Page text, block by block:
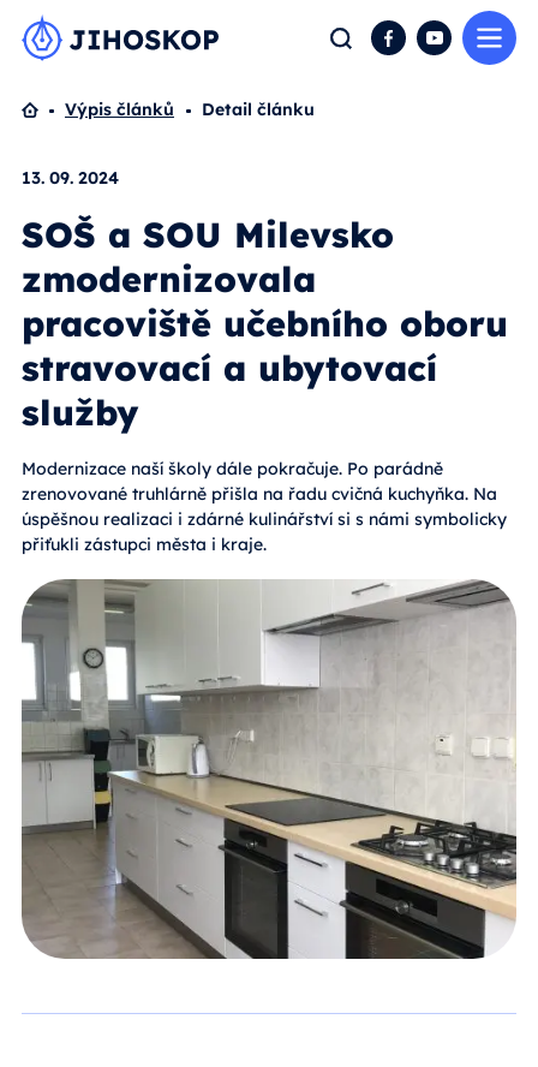
Hledat FacebookYouTube
Domů
Výpis článků Detail článku
13. 09. 2024
SOŠ a SOU Milevsko
zmodernizovala
pracoviště učebního oboru
stravovací a ubytovací
služby
Modernizace naší školy dále pokračuje. Po parádně
zrenovované truhlárně přišla na řadu cvičná kuchyňka. Na
úspěšnou realizaci i zdárné kulinářství si s námi symbolicky
přiťukli zástupci města i kraje.